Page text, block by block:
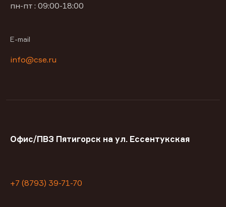
пн-пт : 09:00-18:00
E-mail
info@cse.ru
Офис/ПВЗ Пятигорск на ул. Ессентукская
+7 (8793) 39-71-70